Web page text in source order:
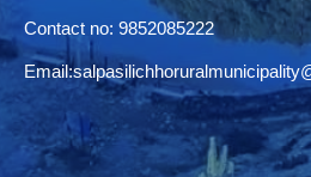
Contact no: 9852085222
Email: